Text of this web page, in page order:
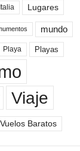
Italia Lugares
mundo
Playa Playas
Viaje
Vuelos Baratos